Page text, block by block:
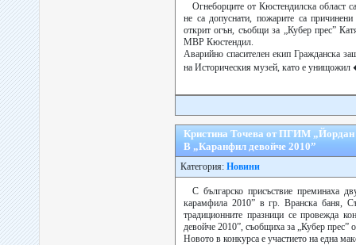
Огнеборците от Кюстендилска област
не са допуснати, пожарите са
открит огън, съобщи за „Кубер прес”
МВР Кюстендил.
Аварийно спасителен екип Гражданска
на Историческия музей, като е
Кристина Точева от ПГИМ „Йордан
В „Каранфил девойче 2010”
Категория: Новини
С българско присъствие преминаха
карамфила 2010” в гр. Вранска баня,
традиционните празници се провежда
девойче 2010”, съобщиха за „Кубер
Новото в конкурса е участието на една